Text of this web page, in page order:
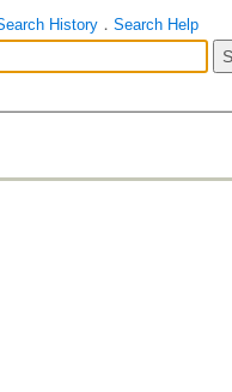
History． Search Help